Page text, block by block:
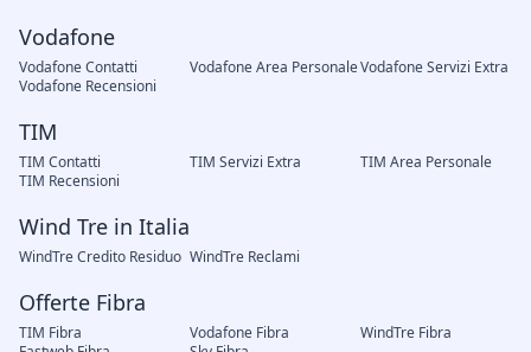
Vodafone
Vodafone Contatti Vodafone Area PersonaleVodafone Servizi Extra
Vodafone Recensioni
TIM
TIM Contatti TIM Servizi Extra
TIM Area Personale
TIM Recensioni
Wind Tre in Italia
WindTre Credito Residuo WindTre Reclami
Offerte Fibra
TIM Fibra Vodafone Fibra
WindTre Fibra